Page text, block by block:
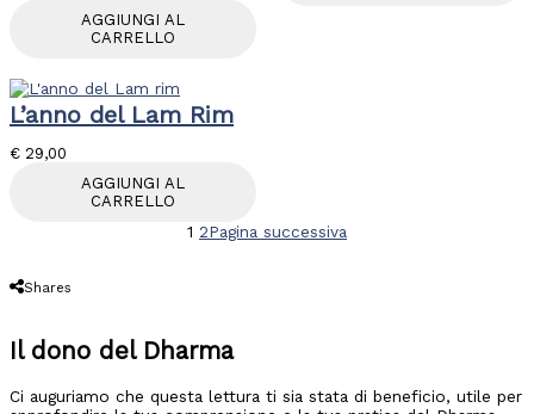
AGGIUNGI AL
CARRELLO
L’anno del Lam Rim
€ 29,00
AGGIUNGI AL
CARRELLO
1 2Pagina successiva
Shares
Il dono del Dharma
Ci auguriamo che questa lettura ti sia stata di beneficio, utile per